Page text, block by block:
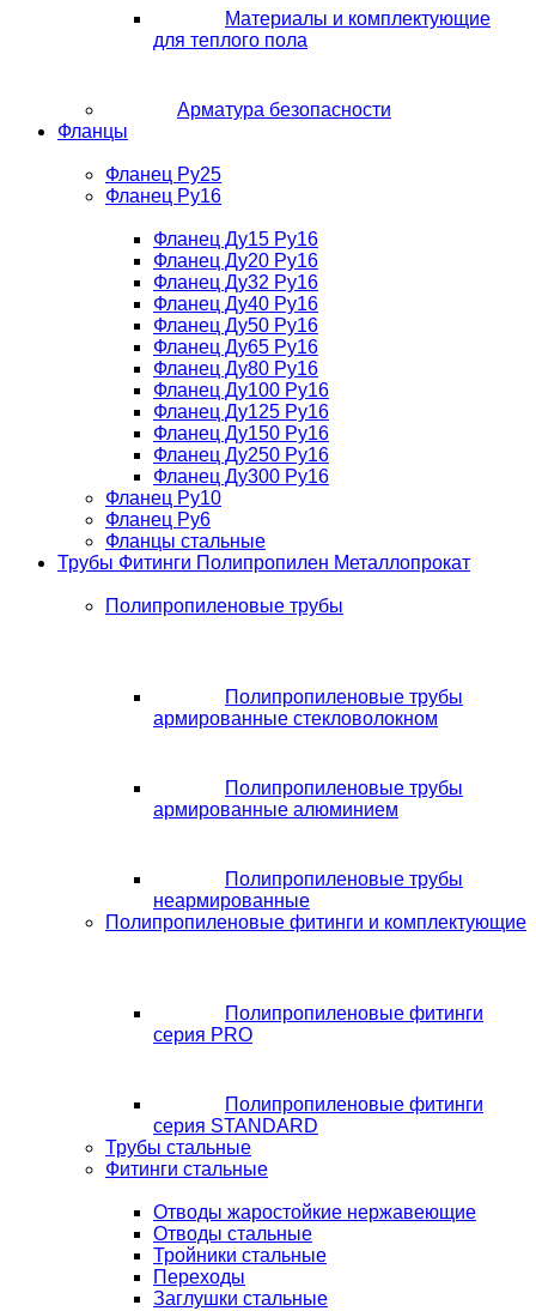
Материалы и комплектующие
для теплого пола
Арматура безопасности
Фланцы
Фланец Ру25
Фланец Ру16
Фланец Ду15 Ру16
Фланец Ду20 Ру16
Фланец Ду32 Ру16
Фланец Ду40 Ру16
Фланец Ду50 Ру16
Фланец Ду65 Ру16
Фланец Ду80 Ру16
Фланец Ду100 Ру16
Фланец Ду125 Ру16
Фланец Ду150 Ру16
Фланец Ду250 Ру16
Фланец Ду300 Ру16
Фланец Ру10
Фланец Ру6
Фланцы стальные
Трубы Фитинги Полипропилен Металлопрокат
Полипропиленовые трубы
Полипропиленовые трубы
армированные стекловолокном
Полипропиленовые трубы
армированные алюминием
Полипропиленовые трубы
неармированные
Полипропиленовые фитинги и комплектующие
Полипропиленовые фитинги
серия PRO
Полипропиленовые фитинги
серия STANDARD
Трубы стальные
Фитинги стальные
Отводы жаростойкие нержавеющие
Отводы стальные
Тройники стальные
Переходы
Заглушки стальные